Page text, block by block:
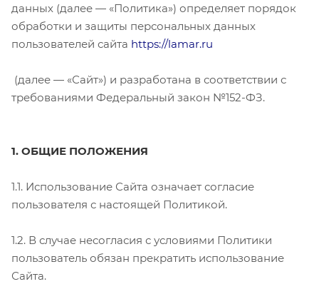
данных (далее — «Политика») определяет порядок
обработки и защиты персональных данных
пользователей сайта https://lamar.ru
(далее — «Сайт») и разработана в соответствии с
требованиями Федеральный закон №152-ФЗ.
1. ОБЩИЕ ПОЛОЖЕНИЯ
1.1. Использование Сайта означает согласие
пользователя с настоящей Политикой.
1.2. В случае несогласия с условиями Политики
пользователь обязан прекратить использование
Сайта.